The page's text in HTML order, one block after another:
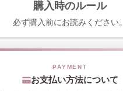
購入時のルール
必ず購入前にお読みください。
お支払い方法について